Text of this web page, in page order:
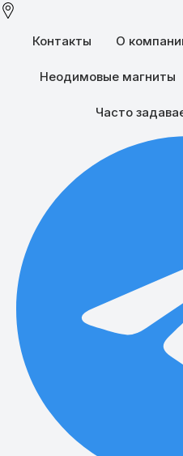
Контакты О
Неодимовые магниты
Часто